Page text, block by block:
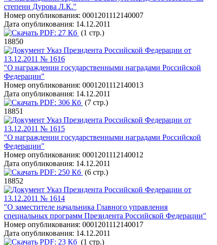
степени Дурова Л.К."
Номер опубликования: 0001201112140007
Дата опубликования: 14.12.2011
PDF: 27 Кб (1 стр.)
18850
Указ Президента Российской Федерации от
13.12.2011 № 1616
"О награждении государственными наградами Российской
Федерации"
Номер опубликования: 0001201112140013
Дата опубликования: 14.12.2011
PDF: 306 Кб (7 стр.)
18851
Указ Президента Российской Федерации от
13.12.2011 № 1615
"О награждении государственными наградами Российской
Федерации"
Номер опубликования: 0001201112140012
Дата опубликования: 14.12.2011
PDF: 250 Кб (6 стр.)
18852
Указ Президента Российской Федерации от
13.12.2011 № 1614
"О заместителе начальника Главного управления
специальных программ Президента Российской Федерации"
Номер опубликования: 0001201112140017
Дата опубликования: 14.12.2011
PDF: 23 Кб (1 стр.)